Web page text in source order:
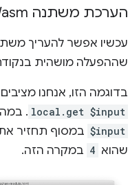
הערכת משתנה Wasm במסוף
שההפעלה מושהית
בדוגמה הזו, אנחנו
local.get $input
.
$input במסוף תחזיר
שהוא 4 במקרה הזה.